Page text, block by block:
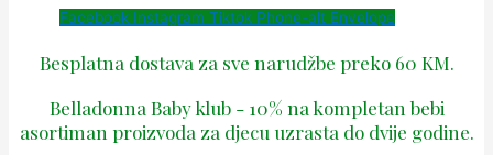
Facebook Instagram Tiktok Phone-alt Envelope
Besplatna dostava za sve narudžbe preko 60 KM.
Belladonna Baby klub - 10% na kompletan bebi
asortiman proizvoda za djecu uzrasta do dvije godine.